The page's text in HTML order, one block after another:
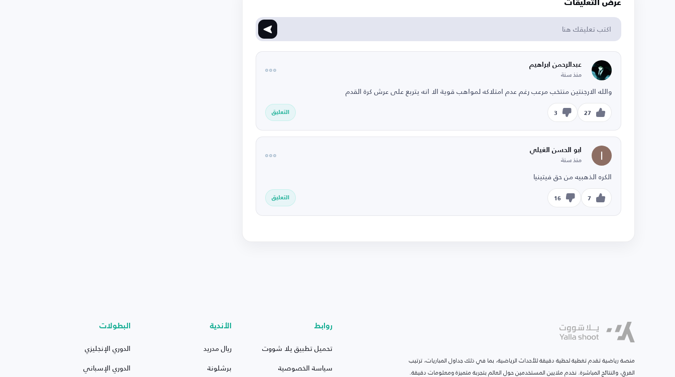
عرض التعليقات
عبدالرحمن ابراهيم
منذ سنة
والله الارجنتين منتخب مرعب رغم عدم امتلاكه لمواهب قوية الا انه يتربع على عرش كرة القدم
27
3 التعليق
ابو الحسن الغيلي
منذ سنة
الكره الذهبيه من حق فيتينيا
7
16 التعليق
منصة رياضية تقدم تغطية لحظية دقيقة للأحداث الرياضية، بما في ذلك جداول المباريات، ترتيب
الفرق، والنتائج المباشرة. نخدم ملايين المستخدمين حول العالم بتجربة متميزة ومعلومات دقيقة.
روابط
تحميل تطبيق يلا شووت
سياسة الخصوصية
الأندية
ريال مدريد
برشلونة
البطولات
الدوري الإنجليزي
الدوري الإسباني